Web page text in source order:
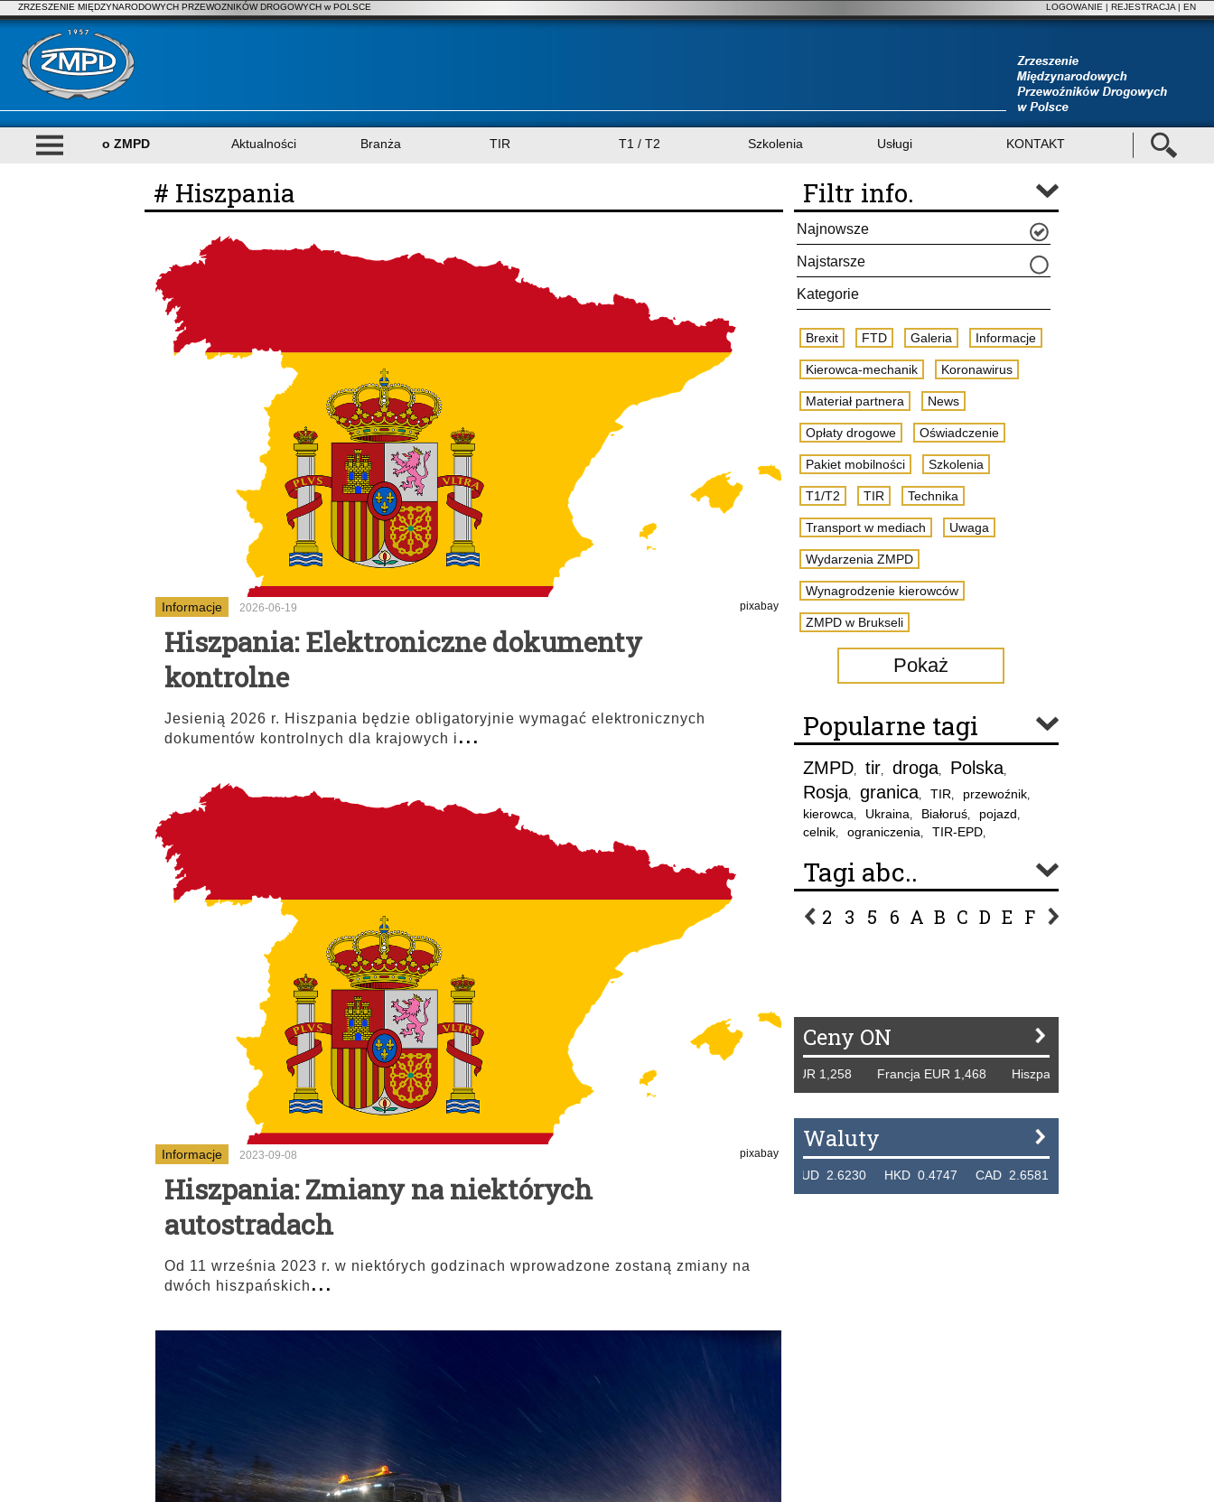
ZRZESZENIE MIĘDZYNARODOWYCH PRZEWOZNIKÓW DROGOWYCH w POLSCE LOGOWANIE | REJESTRACJA | EN
o ZMPD Aktualności Branża TIR T1 / T2 Szkolenia Usługi KONTAKT
# Hiszpania
Informacje 2026-06-19 pixabay
Hiszpania: Elektroniczne dokumenty
kontrolne
Jesienią 2026 r. Hiszpania będzie obligatoryjnie wymagać elektronicznych
dokumentów kontrolnych dla krajowych i...
Informacje 2023-09-08 pixabay
Hiszpania: Zmiany na niektórych
autostradach
Od 11 września 2023 r. w niektórych godzinach wprowadzone zostaną zmiany na
dwóch hiszpańskich...
Filtr info.
Najnowsze
Najstarsze
Kategorie
Brexit FTD Galeria Informacje
Kierowca-mechanik Koronawirus
Materiał partnera News
Opłaty drogowe Oświadczenie
Pakiet mobilności Szkolenia
T1/T2 TIR Technika
Transport w mediach Uwaga
Wydarzenia ZMPD
Wynagrodzenie kierowców
ZMPD w Brukseli
Pokaż
Popularne tagi
ZMPD, tir, droga, Polska,
Rosja, granica, TIR, przewoźnik,
kierowca, Ukraina, Białoruś, pojazd,
celnik, ograniczenia, TIR-EPD,
Tagi abc..
2 3 5 6 A B C D E F G
Ceny ON
Tydzień 42/2019 r. Niemcy EUR 1,258 Francja EUR 1,468 Hiszpania EUR 1,229 WB GBP
Waluty
THB 0.1126 USD 3.7236 AUD 2.6230 HKD 0.4747 CAD 2.6581 NZD 2.1889 SGD 2.9048